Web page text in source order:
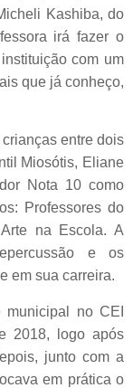
Kashiba, do
irá fazer o
com um
que já conheço,
entre dois
Miosótis, Eliane
Nota 10 como
Professores do
na Escola. A
e os
em sua carreira.
no CEI
2018, logo após
junto com a
em prática o